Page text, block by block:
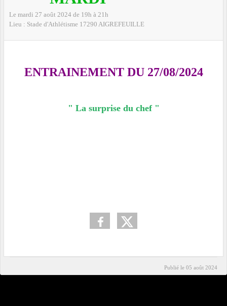
Le mardi 27 août 2024 de 19h à 21h
Lieu : Stade d'Athlétisme 17290 AIGREFEUILLE
ENTRAINEMENT DU 27/08/2024
" La surprise du chef "
Publié le 05 août 2024